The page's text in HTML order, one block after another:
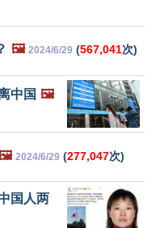
🖼️ 2024/6/29 (567,041次)
中国 🖼️
2024/6/29 (277,047次)
国人两